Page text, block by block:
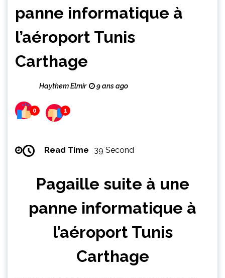
panne informatique à
l’aéroport Tunis
Carthage
Haythem Elmir 9 ans ago
0 1
Read Time 39 Second
Pagaille suite à une
panne informatique à
l’aéroport Tunis
Carthage